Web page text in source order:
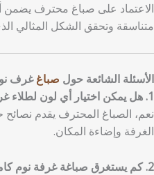
الاعتماد على صباغ محترف يضمن
متناسقة وتحقق الشكل المثالي
الأسئلة الشائعة حول صباغغرف
1. هل يمكن اختيار أي لون لطلاء غرفة النوم؟
نعم، الصباغ المحترف يقدم
الغرفة وإضاءة المكان.
2. كم يستغرق صباغة غرفة نوم كاملة؟